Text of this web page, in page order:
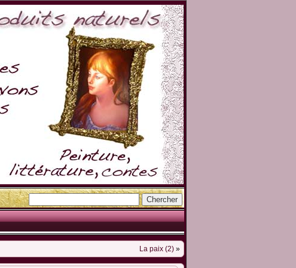
La paix (2) »